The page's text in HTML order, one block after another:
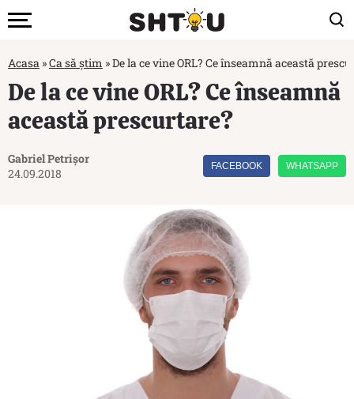
Acasa »Ca să știm »De la ce vine ORL? Ce înseamnă această
De la ce vine ORL? Ce înseamnă
această prescurtare?
Gabriel Petrișor
24.09.2018
FACEBOOK WHATSAPP